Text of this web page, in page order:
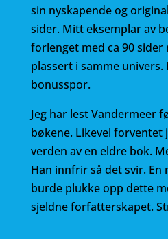
sin nyskapende og
sider. Mitt eksemplar av
forlenget med ca 90 sider
plassert i samme
bonusspor.
Jeg har lest Vandermeer
bøkene. Likevel forventet
verden av en eldre bok.
Han innfrir så det svir. En
burde plukke opp dette
sjeldne forfatterskapet.